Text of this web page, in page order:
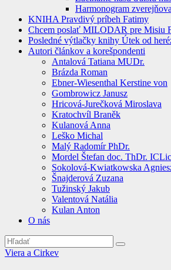
Harmonogram
KNIHA Pravdivý príbeh Fatimy
Chcem poslať MILODAR pre Misiu
Posledné výtlačky knihy Útek od
Autori článkov a korešpondenti
Antalová Tatiana MUDr.
Brázda Roman
Ebner-Wiesenthal Kerstine von
Gombrowicz Janusz
Hricová-Jurečková Miroslava
Kratochvíl Braněk
Kulanová Anna
Leško Michal
Malý Radomír PhDr.
Mordel Štefan doc. ThDr.
Sokolová-Kwiatkowska
Šnajderová Zuzana
Tužinský Jakub
Valentová Natália
Kulan Anton
O nás
Viera a Cirkev